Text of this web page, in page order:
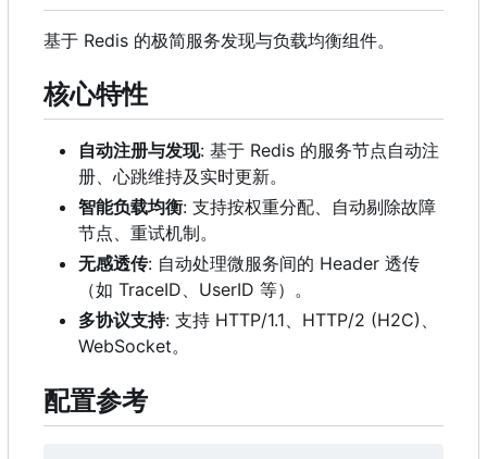
基于 Redis 的极简服务发现与负载均衡组件。
核心特性
自动注册与发现: 基于 Redis 的服务节点自动注
册、心跳维持及实时更新。
智能负载均衡: 支持按权重分配、自动剔除故障
节点、重试机制。
无感透传: 自动处理微服务间的 Header 透传
（如 TraceID、UserID 等）。
多协议支持: 支持 HTTP/1.1、HTTP/2 (H2C)、
WebSocket。
配置参考